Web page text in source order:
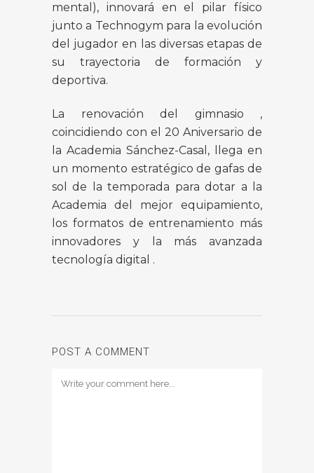
mental), innovará en el pilar físico
junto a Technogym para la evolución
del jugador en las diversas etapas de
su trayectoria de formación y
deportiva.
La renovación del gimnasio ,
coincidiendo con el 20 Aniversario de
la Academia Sánchez-Casal, llega en
un momento estratégico degafas de
sol
de la temporada para dotar a la
Academia del mejor equipamiento,
los formatos de entrenamiento más
innovadores y la más avanzada
tecnología digital .
POST A COMMENT